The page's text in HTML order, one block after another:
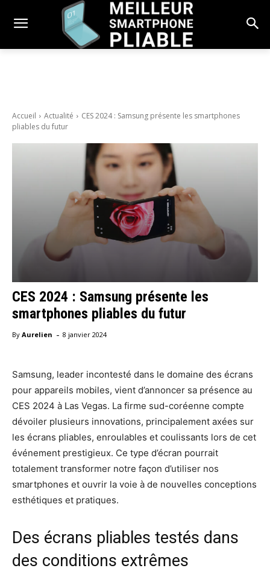
Accueil Actualité
CES 2024 : Samsung présente les smartphones
pliables du futur
CES 2024 : Samsung présente les
smartphones pliables du futur
By Aurelien - 8 janvier 2024
Samsung, leader incontesté dans le domaine des écrans
pour appareils mobiles, vient d’annoncer sa présence au
CES 2024 à Las Vegas. La firme sud-coréenne compte
dévoiler plusieurs innovations, principalement axées sur
les écrans pliables, enroulables et coulissants lors de cet
événement prestigieux. Ce type d’écran pourrait
totalement transformer notre façon d’utiliser nos
smartphones et ouvrir la voie à de nouvelles conceptions
esthétiques et pratiques.
Des écrans pliables testés dans
des conditions extrêmes